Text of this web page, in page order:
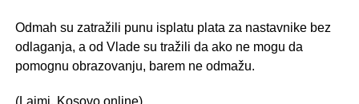
Odmah su zatražili punu isplatu plata za nastavnike bez
odlaganja, a od Vlade su tražili da ako ne mogu da
pomognu obrazovanju, barem ne odmažu.
(Lajmi, Kosovo online)